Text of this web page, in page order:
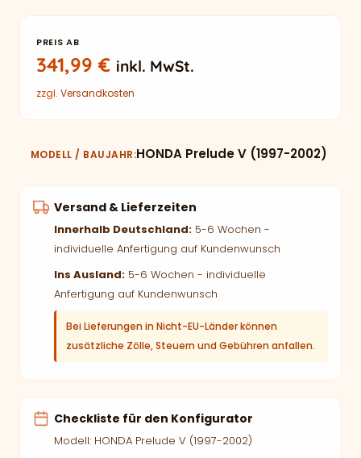
PREIS AB
341,99€ inkl. MwSt.
zzgl. Versandkosten
MODELL / BAUJAHR HONDA Prelude V (1997-2002)
Versand & Lieferzeiten
Innerhalb Deutschland: 5-6 Wochen -
individuelle Anfertigung auf Kundenwunsch
Ins Ausland: 5-6 Wochen - individuelle
Anfertigung auf Kundenwunsch
Bei Lieferungen in Nicht-EU-Länder können
zusätzliche Zölle, Steuern und Gebühren anfallen.
Checkliste für den Konfigurator
Modell: HONDA Prelude V (1997-2002)